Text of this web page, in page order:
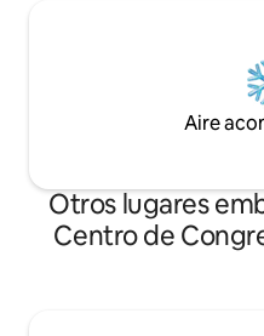
Aire
Otros lugares
Centro de